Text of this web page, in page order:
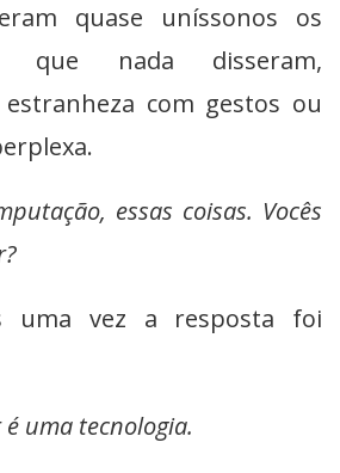
quase uníssonos os
que nada disseram,
com gestos ou
essas coisas. Vocês
uma vez a resposta foi
uma tecnologia.